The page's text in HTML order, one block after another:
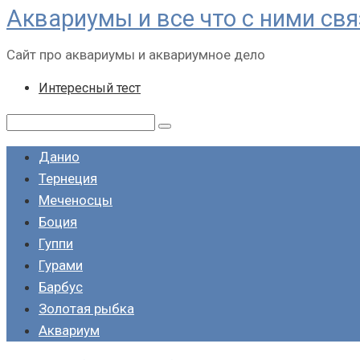
Перейти
контенту
Аквариумы и все что с ними
Сайт про аквариумы и аквариумное дело
Интересный тест
Данио
Тернеция
Меченосцы
Боция
Гуппи
Гурами
Барбус
Золотая рыбка
Аквариум